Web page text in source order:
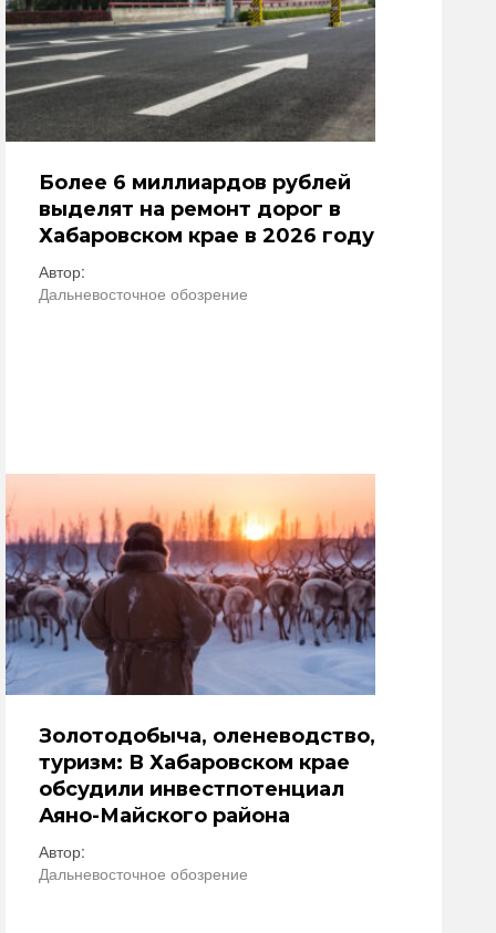
Более 6 миллиардов рублей
выделят на ремонт дорог в
Хабаровском крае в 2026 году
Автор:
Дальневосточное обозрение
Золотодобыча, оленеводство,
туризм: В Хабаровском крае
обсудили инвестпотенциал
Аяно-Майского района
Автор:
Дальневосточное обозрение